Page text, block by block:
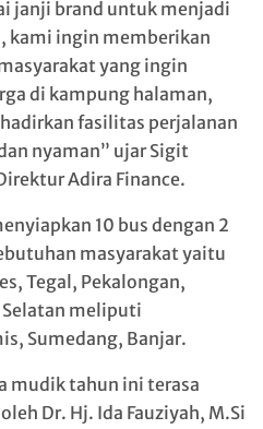
janji brand untuk menjadi
kami ingin memberikan
yang ingin
di kampung halaman,
fasilitas perjalanan
nyaman” ujar Sigit
Adira Finance.
10 bus dengan 2
masyarakat yaitu
Tegal, Pekalongan,
Selatan meliputi
Sumedang, Banjar.
mudik tahun ini terasa
Dr. Hj. Ida Fauziyah, M.Si